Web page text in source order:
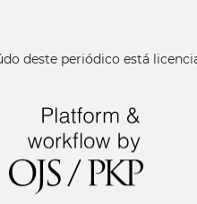
deste periódico está